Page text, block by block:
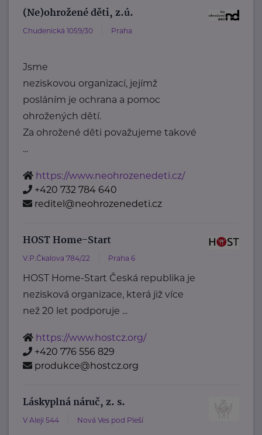
(Ne)ohrožené děti, z.ú.
Chudenická 1059/30 Praha
Jsme
neziskovou organizací, jejímž
posláním je ochrana a pomoc
ohrožených dětí.
Za ohrožené děti považujeme takové
...
https://www.neohrozenedeti.cz/
+420 732 784 640
reditel@neohrozenedeti.cz
HOST Home-Start
V.P.Čkalova 784/22 Praha 6
HOST Home-Start Česká republika je
nezisková organizace, která již více
než 20 let podporuje ...
https://www.hostcz.org/
+420 776 556 829
produkce@hostcz.org
Láskyplná náruč, z. s.
V Aleji 544 Nová Ves pod Pleší